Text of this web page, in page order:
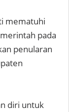
mematuhi
pada
penularan
diri untuk